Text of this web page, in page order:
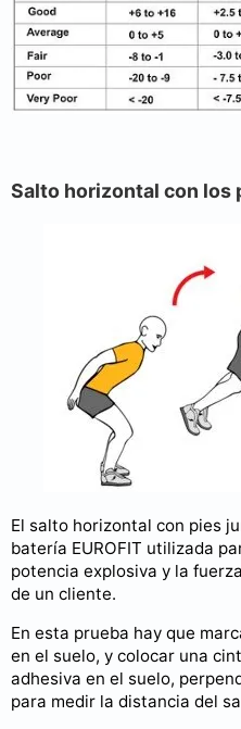
Salto horizontal con los
El salto horizontal con pies
batería EUROFIT utilizada
potencia explosiva y la
de un cliente.
En esta prueba hay que
en el suelo, y colocar una
adhesiva en el suelo,
para medir la distancia del